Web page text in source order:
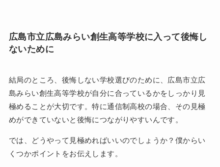
広島市立広島みらい創生高等学校に入って後悔し
ないために
結局のところ、後悔しない学校選びのために、広島市立広
島みらい創生高等学校が自分に合っているかをしっかり見
極めることが大切です。特に通信制高校の場合、その見極
めができていないと後悔につながりやすいんです。
では、どうやって見極めればいいのでしょうか？僕からい
くつかポイントをお伝えします。